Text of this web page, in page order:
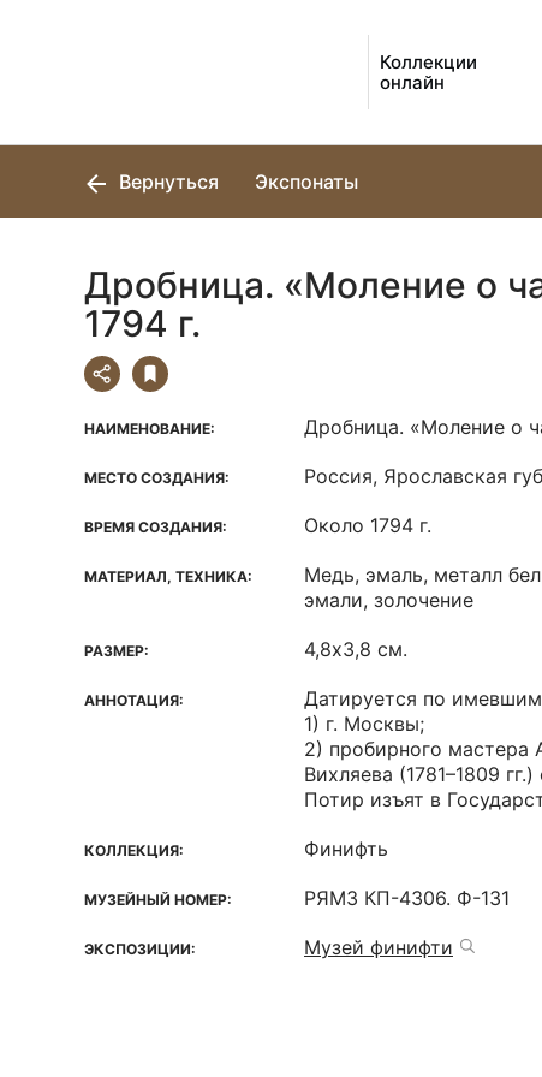
Коллекции
онлайн
Вернуться Экспонаты
Дробница. «Моление о
1794 г.
НАИМЕНОВАНИЕ: Дробница. «Моление о
МЕСТО СОЗДАНИЯ: Россия, Ярославская
ВРЕМЯ СОЗДАНИЯ: Около 1794 г.
МАТЕРИАЛ, ТЕХНИКА:
Медь, эмаль, металл
эмали, золочение
РАЗМЕР: 4,8х3,8 см.
АННОТАЦИЯ:
Датируется по
1) г. Москвы;
2) пробирного мастера
Вихляева (1781–1809
Потир изъят в
КОЛЛЕКЦИЯ: Финифть
МУЗЕЙНЫЙ НОМЕР: РЯМЗ КП-4306. Ф-131
ЭКСПОЗИЦИИ: Музей финифти